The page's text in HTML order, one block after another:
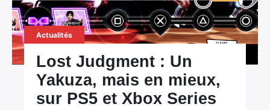
Actualités
Lost Judgment : Un
Yakuza, mais en mieux,
sur PS5 et Xbox Series